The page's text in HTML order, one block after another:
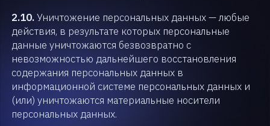
2.10.Уничтожение персональных данных — любые
действия, в результате которых персональные
данные уничтожаются безвозвратно с
невозможностью дальнейшего восстановления
содержания персональных данных в
информационной системе персональных данных и
(или) уничтожаются материальные носители
персональных данных.